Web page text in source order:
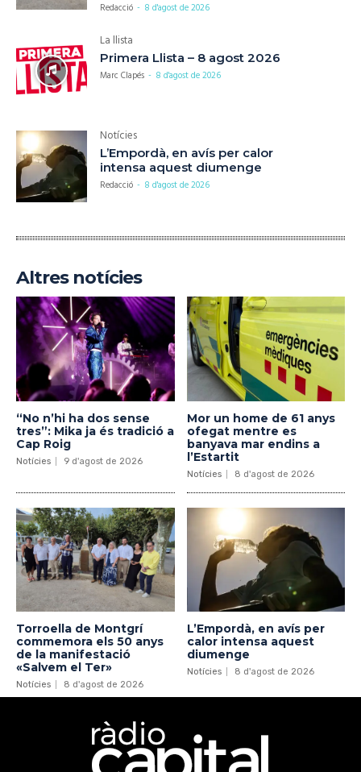
Redacció - 8 d'agost de 2026
La llista
Primera Llista – 8 agost 2026
Marc Clapés - 8 d'agost de 2026
Notícies
L’Empordà, en avís per calor
intensa aquest diumenge
Redacció - 8 d'agost de 2026
Altres notícies
“No n’hi ha dos sense
tres”: Mika ja és tradició a
Cap Roig
Notícies 9 d'agost de 2026
Mor un home de 61 anys
ofegat mentre es
banyava mar endins a
l’Estartit
Notícies 8 d'agost de 2026
Torroella de Montgrí
commemora els 50 anys
de la manifestació
«Salvem el Ter»
Notícies 8 d'agost de 2026
L’Empordà, en avís per
calor intensa aquest
diumenge
Notícies 8 d'agost de 2026